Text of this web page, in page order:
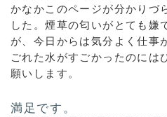
かなかこのページが分かりづ
した。煙草の匂いがとても嫌
が、今日からは気分よく仕事
ごれた水がすごかったのには
願いします。
満足です。